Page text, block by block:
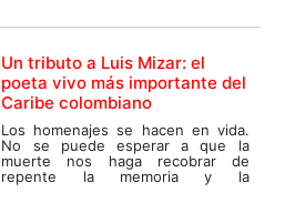
Un tributo a Luis Mizar: el
poeta vivo más importante del
Caribe colombiano
Los homenajes se hacen en vida.
No se puede esperar a que la
muerte nos haga recobrar de
repente la memoria y la